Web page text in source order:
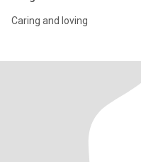
Caring and loving